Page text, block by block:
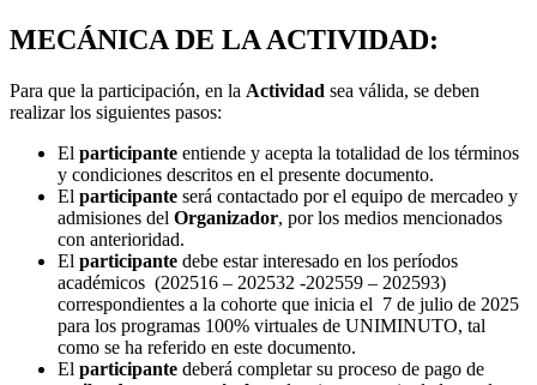
MECÁNICA DE LA ACTIVIDAD:
Para que la participación, en la Actividad sea válida, se deben
realizar los siguientes pasos:
El participante entiende y acepta la totalidad de los términos
y condiciones descritos en el presente documento.
El participante será contactado por el equipo de mercadeo y
admisiones del Organizador, por los medios mencionados
con anterioridad.
El participante debe estar interesado en los períodos
académicos (202516 – 202532 -202559 – 202593)
correspondientes a la cohorte que inicia el 7 de julio de 2025
para los programas 100% virtuales de UNIMINUTO, tal
como se ha referido en este documento.
El participante deberá completar su proceso de pago de